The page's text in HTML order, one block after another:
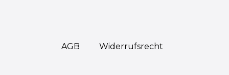
AGB Widerrufs­recht